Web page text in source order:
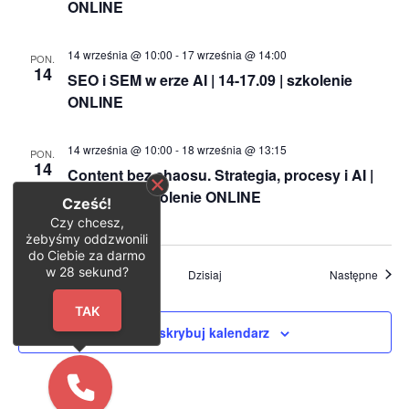
ONLINE
PON.
14
SEO i SEM w erze AI | 14-17.09 | szkolenie
ONLINE
14 września @ 10:00 - 17 września @ 14:00
PON.
14
Content bez chaosu. Strategia, procesy i AI |
14-18.09 | szkolenie ONLINE
14 września @ 10:00 - 18 września @ 13:15
PoprzednieWydarzenia Dzisiaj Następne
Zasubskrybuj kalendarz
Cześć!
Czy chcesz,
żebyśmy oddzwonili
do Ciebie za darmo
w 28 sekund?
TAK